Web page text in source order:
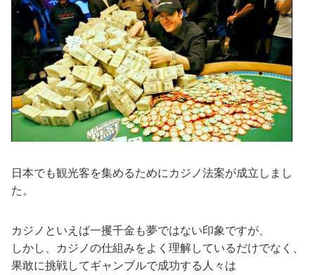
日本でも観光客を集めるためにカジノ法案が成立しまし
た。
カジノといえば一攫千金も夢ではない印象ですが、
しかし、カジノの仕組みをよく理解しているだけでなく、
果敢に挑戦してギャンブルで成功する人々は